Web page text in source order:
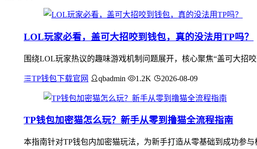
LOL玩家必看，盖可大招咬到钱包，真的没法用TP吗？
围绕LOL玩家热议的趣味游戏机制问题展开，核心聚焦“盖可大招
TP钱包下载官网 qbadmin 1.2K 2026-08-09
TP钱包加密猫怎么玩？新手从零到撸猫全流程指南
本指南针对TP钱包内加密猫玩法，为新手打造从零基础到成功参